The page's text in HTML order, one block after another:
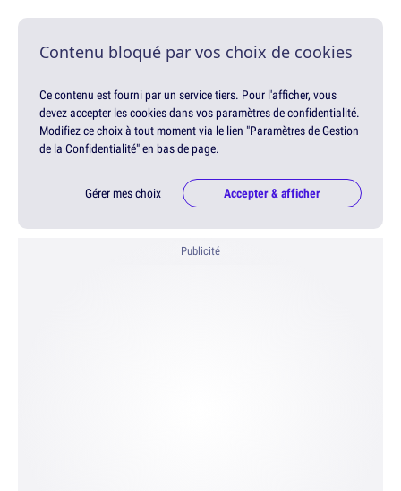
Contenu bloqué par vos choix de cookies
Ce contenu est fourni par un service tiers. Pour l'afficher, vous
devez accepter les cookies dans vos paramètres de confidentialité.
Modifiez ce choix à tout moment via le lien "Paramètres de Gestion
de la Confidentialité" en bas de page.
Gérer mes choix Accepter & afficher
Publicité